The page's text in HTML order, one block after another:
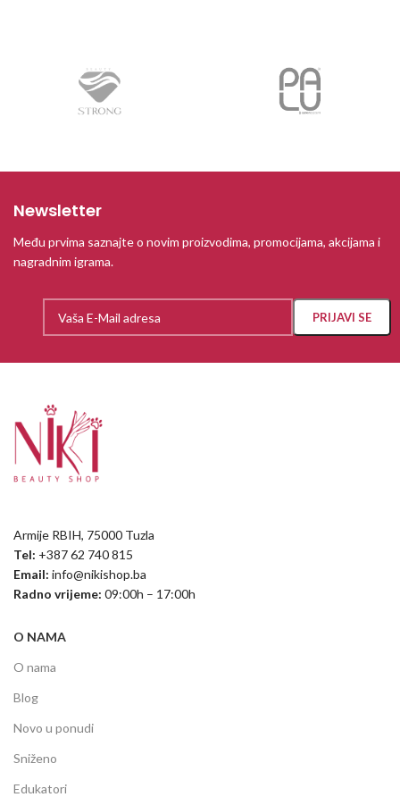
Newsletter
Među prvima saznajte o novim proizvodima, promocijama, akcijama i
nagradnim igrama.
Armije RBIH, 75000 Tuzla
Tel: +387 62 740 815
Email: info@nikishop.ba
Radno vrijeme: 09:00h – 17:00h
O NAMA
O nama
Blog
Novo u ponudi
Sniženo
Edukatori